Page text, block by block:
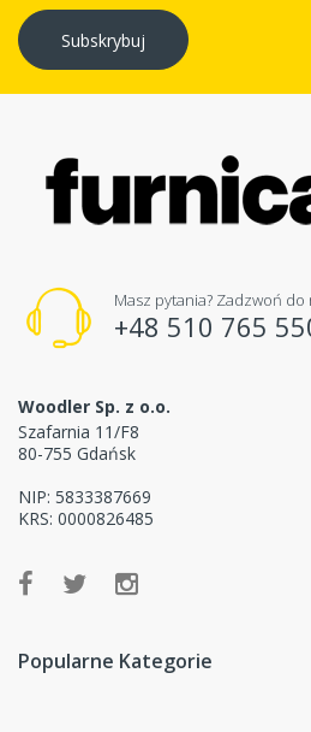
Subskrybuj
Masz pytania? Zadzwoń do
+48 510 765
Woodler Sp. z o.o.
Szafarnia 11/F8
80-755 Gdańsk
NIP: 5833387669
KRS: 0000826485
Popularne Kategorie